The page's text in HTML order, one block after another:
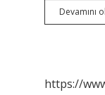
Devamını
https://